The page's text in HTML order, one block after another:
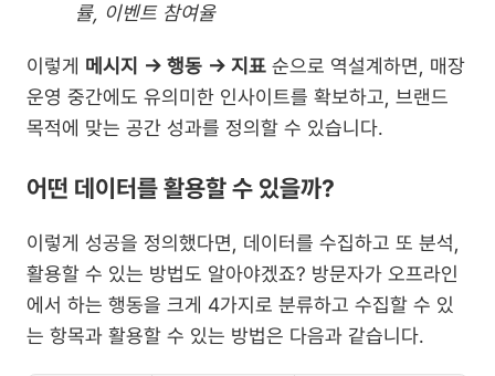
률, 이벤트 참여율
이렇게 메시지 → 행동 → 지표 순으로 역설계하면, 매장
운영 중간에도 유의미한 인사이트를 확보하고, 브랜드
목적에 맞는 공간 성과를 정의할 수 있습니다.
어떤 데이터를 활용할 수 있을까?
이렇게 성공을 정의했다면, 데이터를 수집하고 또 분석,
활용할 수 있는 방법도 알아야겠죠? 방문자가 오프라인
에서 하는 행동을 크게 4가지로 분류하고 수집할 수 있
는 항목과 활용할 수 있는 방법은 다음과 같습니다.